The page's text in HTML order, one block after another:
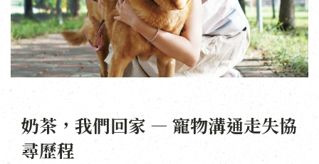
奶茶，我們回家 — 寵物溝通走失協
尋歷程